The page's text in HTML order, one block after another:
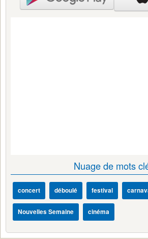
Nuage de mots
concert déboulé festival
Nouvelles Semaine cinéma